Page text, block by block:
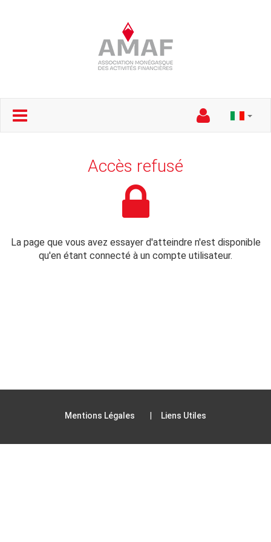
Accès refusé
La page que vous avez essayer d'atteindre n'est disponible
qu'en étant connecté à un compte utilisateur.
Mentions Légales Liens Utiles